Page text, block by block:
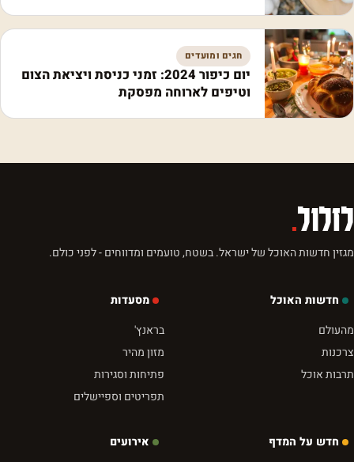
חגים ומועדים
יום כיפור 2024: זמני כניסת ויציאת הצום
וטיפים לארוחה מפסקת
לזלול.
מגזין חדשות האוכל של ישראל. בשטח, טועמים ומדווחים - לפני כולם.
חדשות האוכל
מהעולם
צרכנות
תרבות אוכל
מסעדות
בראנץ'
מזון מהיר
פתיחות וסגירות
תפריטים וספיישלים
חדש על המדף
אירועים